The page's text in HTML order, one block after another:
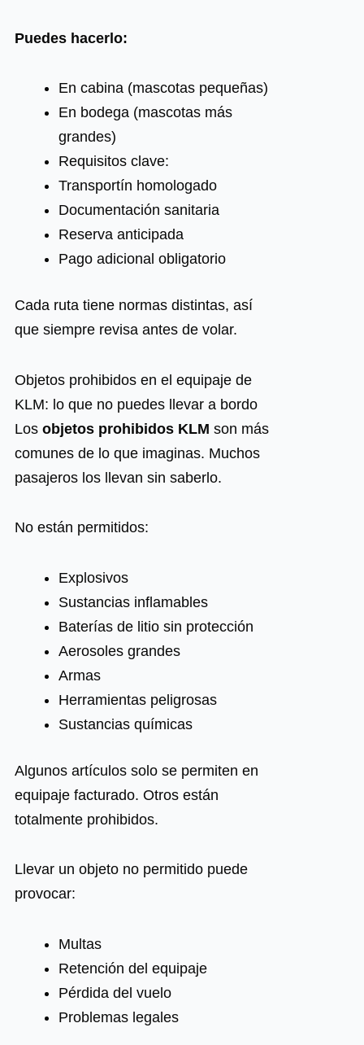
Puedes hacerlo:
En cabina (mascotas pequeñas)
En bodega (mascotas más
grandes)
Requisitos clave:
Transportín homologado
Documentación sanitaria
Reserva anticipada
Pago adicional obligatorio
Cada ruta tiene normas distintas, así
que siempre revisa antes de volar.
Objetos prohibidos en el equipaje de
KLM: lo que no puedes llevar a bordo
Los objetos prohibidos KLM son más
comunes de lo que imaginas. Muchos
pasajeros los llevan sin saberlo.
No están permitidos:
Explosivos
Sustancias inflamables
Baterías de litio sin protección
Aerosoles grandes
Armas
Herramientas peligrosas
Sustancias químicas
Algunos artículos solo se permiten en
equipaje facturado. Otros están
totalmente prohibidos.
Llevar un objeto no permitido puede
provocar:
Multas
Retención del equipaje
Pérdida del vuelo
Problemas legales